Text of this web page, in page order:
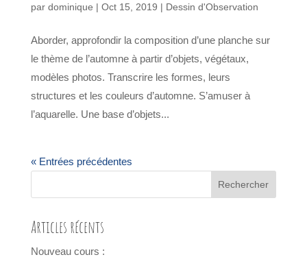
par dominique | Oct 15, 2019 | Dessin d'Observation
Aborder, approfondir la composition d’une planche sur
le thème de l’automne à partir d’objets, végétaux,
modèles photos. Transcrire les formes, leurs
structures et les couleurs d’automne. S’amuser à
l’aquarelle. Une base d’objets...
« Entrées précédentes
Articles récents
Nouveau cours :